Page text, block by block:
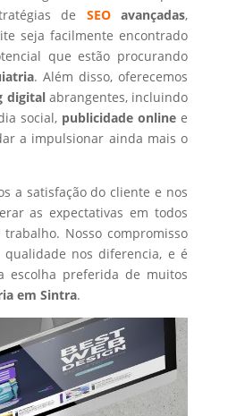
de SEOavançadas,
seja facilmente encontrado
que estão procurando
. Além disso, oferecemos
digital abrangentes, incluindo
social, publicidade online e
a impulsionar ainda mais o
a satisfação do cliente e nos
as expectativas em todos
Nosso compromisso
nos diferencia, e é
escolha preferida de muitos
em Sintra.